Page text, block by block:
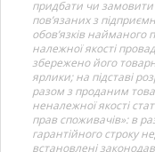
придбати чи замовити
пов’язаних з
обов’язків
належної якості
збережено його
ярлики; на підставі
разом з проданим
неналежної якості
прав споживачів»: в
гарантійного строку
встановлені